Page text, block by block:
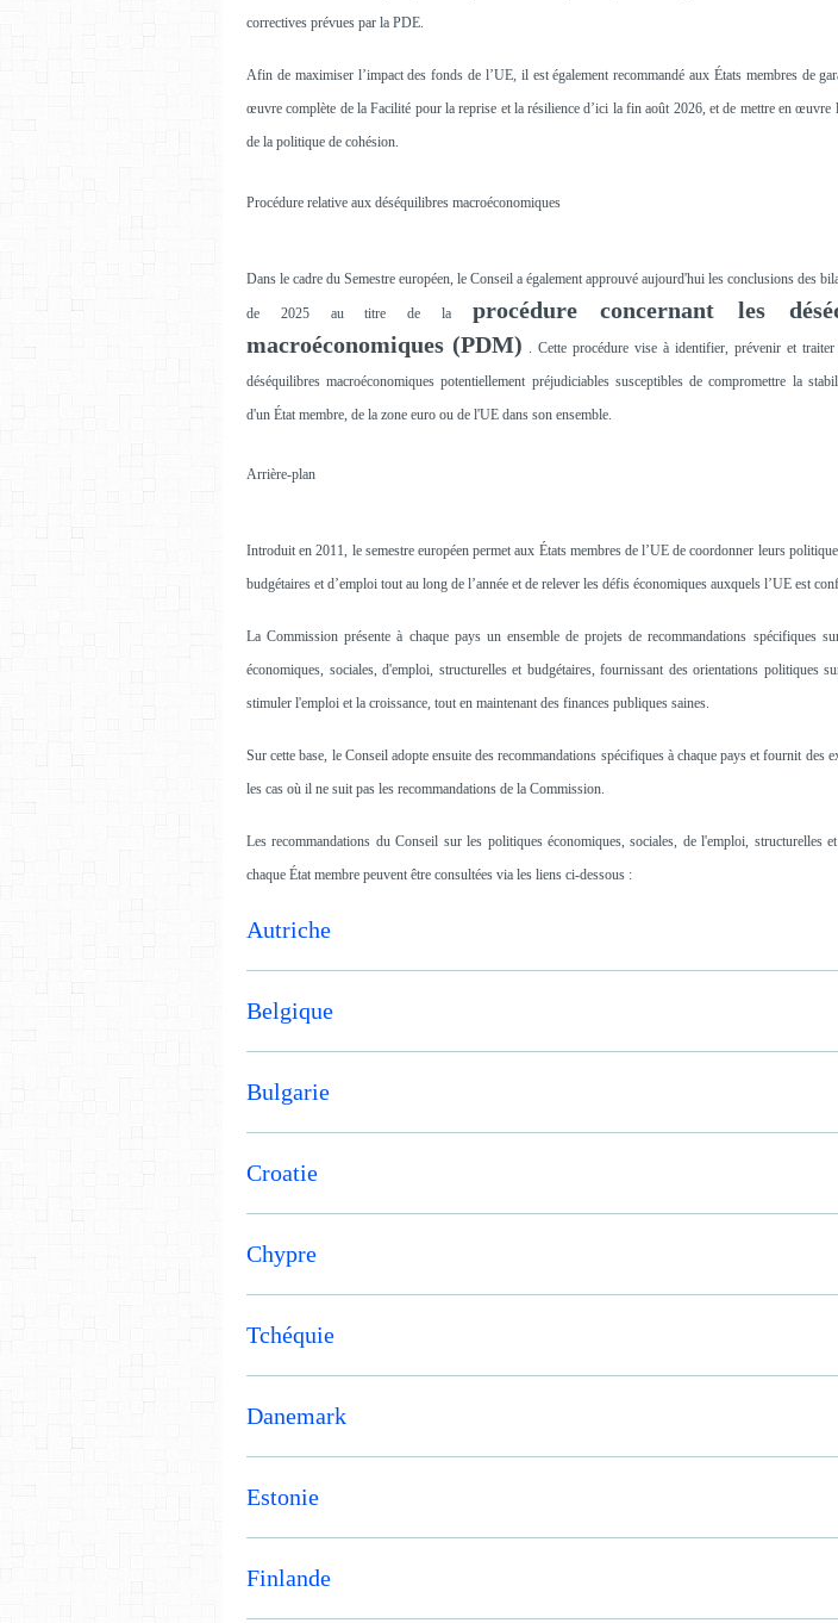
correctives prévues par la PDE.
Afin de maximiser l’impact des fonds de l’UE, il est également recommandé aux États membres de
œuvre complète de la Facilité pour la reprise et la résilience d’ici la fin août 2026, et de mettre en œuvre
de la politique de cohésion.
Procédure relative aux déséquilibres macroéconomiques
Dans le cadre du Semestre européen, le Conseil a également approuvé aujourd'hui les conclusions des
de 2025 au titre de la procédure concernant les
macroéconomiques (PDM) . Cette procédure vise à identifier, prévenir et traiter
déséquilibres macroéconomiques potentiellement préjudiciables susceptibles de compromettre la
d'un État membre, de la zone euro ou de l'UE dans son ensemble.
Arrière-plan
Introduit en 2011, le semestre européen permet aux États membres de l’UE de coordonner leurs
budgétaires et d’emploi tout au long de l’année et de relever les défis économiques auxquels l’UE est
La Commission présente à chaque pays un ensemble de projets de recommandations spécifiques
économiques, sociales, d'emploi, structurelles et budgétaires, fournissant des orientations politiques
stimuler l'emploi et la croissance, tout en maintenant des finances publiques saines.
Sur cette base, le Conseil adopte ensuite des recommandations spécifiques à chaque pays et fournit des
les cas où il ne suit pas les recommandations de la Commission.
Les recommandations du Conseil sur les politiques économiques, sociales, de l'emploi, structurelles
chaque État membre peuvent être consultées via les liens ci-dessous :
Autriche
Belgique
Bulgarie
Croatie
Chypre
Tchéquie
Danemark
Estonie
Finlande